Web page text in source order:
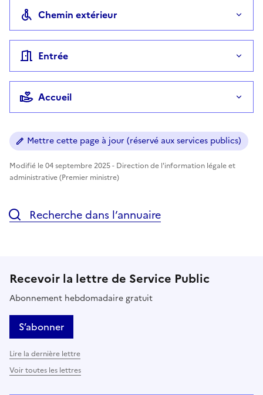
Chemin extérieur
Entrée
Accueil
Mettre cette page à jour (réservé aux services publics)
Modifié le 04 septembre 2025 - Direction de l'information légale et
administrative (Premier ministre)
Recherche dans l’annuaire
Recevoir la lettre de Service Public
Abonnement hebdomadaire gratuit
S’abonner
Lire la dernière lettre
Voir toutes les lettres